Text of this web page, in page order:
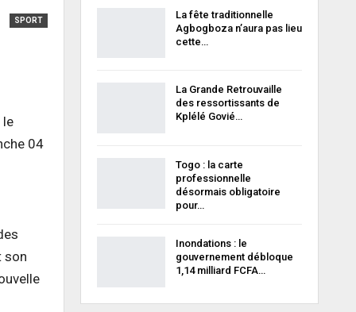
SPORT
le
04
son
La fête traditionnelle
Agbogboza n’aura pas lieu
cette…
La Grande Retrouvaille
des ressortissants de
Kplélé Govié…
Togo : la carte
professionnelle
désormais obligatoire
pour…
Inondations : le
gouvernement débloque
1,14 milliard FCFA…